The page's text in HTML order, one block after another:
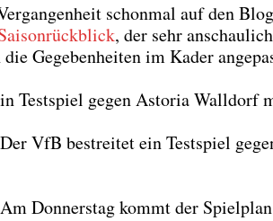
schon­mal auf den
, der sehr
Gege­ben­hei­ten im Kader
Test­spiel gegen Asto­ria Wall­dorf
Der VfB bestrei­tet ein Test­spiel
Am Don­ners­tag kommt der